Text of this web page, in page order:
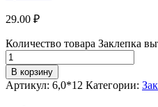
29.00 ₽
Количество товара Заклепка
В корзину
Артикул: 6,0*12 Категории: